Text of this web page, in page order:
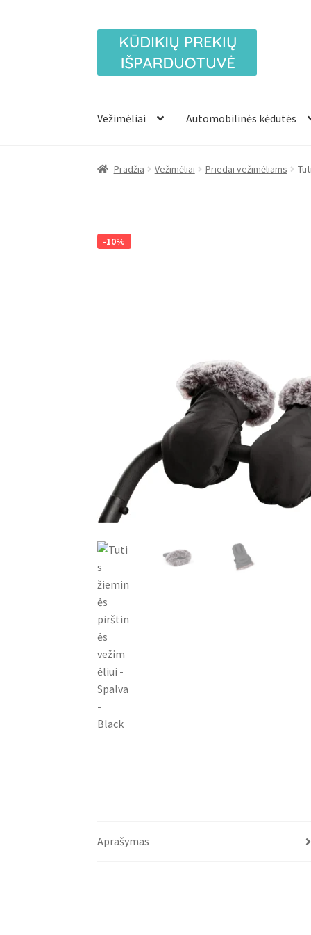
Pereiti
meniu
Pereiti
turinio
Vežimėliai Automobilinės kėdutės
Pradžia Vežimėliai Priedai vežimėliams
-10%
Aprašymas